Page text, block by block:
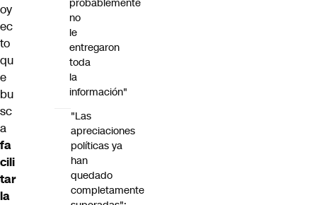
oy
ec
to
qu
e
bu
sc
a
fa
cili
tar
la
probablemente
no
le
entregaron
toda
la
información"
"Las
apreciaciones
políticas ya
han
quedado
completamente